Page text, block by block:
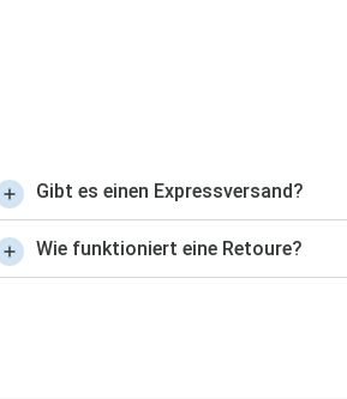
Gibt es einen Expressversand?
Wie funktioniert eine Retoure?